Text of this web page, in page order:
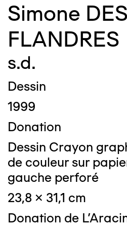
Simone DES
FLANDRES
s.d.
Dessin
1999
Donation
Dessin Crayon
de couleur sur
gauche perforé
23,8 x 31,1 cm
Donation de